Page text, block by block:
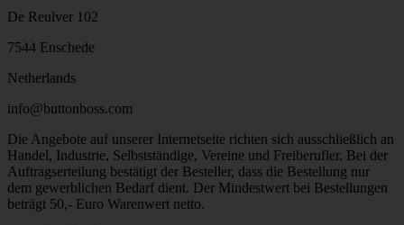
De Reulver 102
7544 Enschede
Netherlands
info@buttonboss.com
Die Angebote auf unserer Internetseite richten sich ausschließlich an
Handel, Industrie, Selbstständige, Vereine und Freiberufler. Bei der
Auftragserteilung bestätigt der Besteller, dass die Bestellung nur
dem gewerblichen Bedarf dient. Der Mindestwert bei Bestellungen
beträgt 50,- Euro Warenwert netto.